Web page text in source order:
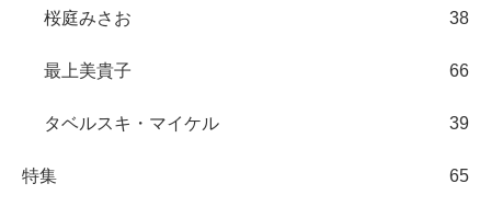
桜庭みさお 38
最上美貴子 66
タベルスキ・マイケル 39
特集 65